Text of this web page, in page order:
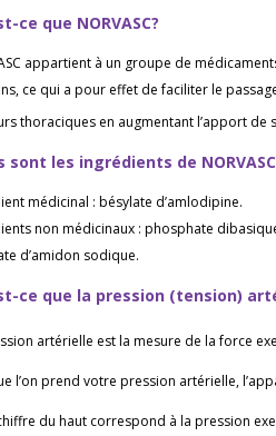
ce que NORVASC?
appartient à un groupe de
ce qui a pour effet de faciliter le
thoraciques en augmentant l’apport
sont les ingrédients de
médicinal : bésylate d’amlodipine.
non médicinaux : phosphate
d’amidon sodique.
ce que la pression (tension)
artérielle est la mesure de la force
l’on prend votre pression artérielle,
du haut correspond à la pression